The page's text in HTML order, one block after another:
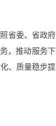
省委、省政府
，推动服务下
、质量稳步提